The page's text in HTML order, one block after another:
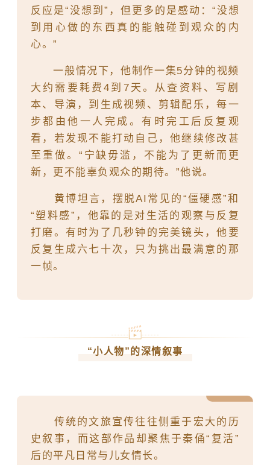
反应是“没想到”，但更多的是感动：“没想
到用心做的东西真的能触碰到观众的内
心。”
一般情况下，他制作一集5分钟的视频
大约需要耗费4到7天。从查资料、写剧
本、导演，到生成视频、剪辑配乐，每一
步都由他一人完成。有时完工后反复观
看，若发现不能打动自己，他继续修改甚
至重做。“宁缺毋滥，不能为了更新而更
新，更不能辜负观众的期待。”他说。
黄博坦言，摆脱AI常见的“僵硬感”和
“塑料感”，他靠的是对生活的观察与反复
打磨。有时为了几秒钟的完美镜头，他要
反复生成六七十次，只为挑出最满意的那
一帧。
“小人物”的深情叙事
传统的文旅宣传往往侧重于宏大的历
史叙事，而这部作品却聚焦于秦俑“复活”
后的平凡日常与儿女情长。